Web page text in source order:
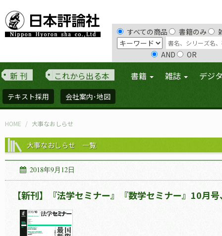
すべての商品 書籍のみ
AND OR
新 刊 これから出る本 書籍 雑誌 デジ
テキスト採用 会社案内･地図
HOME 大事なおしらせ
大事なおしらせ 一覧
2018年9月12日
【新刊】『法学セミナー』『数学セミナー』10月